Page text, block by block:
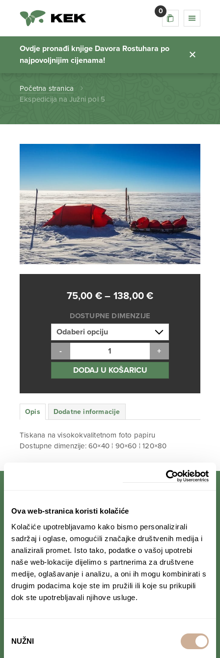
Ova web-stranica koristi kolačiće
Kolačiće upotrebljavamo kako bismo personalizirali
sadržaj i oglase, omogućili značajke društvenih medija i
analizirali promet. Isto tako, podatke o vašoj upotrebi
naše web-lokacije dijelimo s partnerima za društvene
medije, oglašavanje i analizu, a oni ih mogu kombinirati s
drugim podacima koje ste im pružili ili koje su prikupili
dok ste upotrebljavali njihove usluge.
pristanka
NUŽNI
0
Ovdje pronađi knjige Davora Rostuhara po
najpovoljnijim cijenama!
Ekspedicija na Južni
pol 5
Početna stranica
Ekspedicija na Južni pol 5
75,00 € – 138,00€Raspon
od
75,00 €
do
DOSTUPNE DIMENZIJE
DODAJ U KOŠARICU
Opis Dodatne informacije
Tiskana na visokokvalitetnom foto papiru
Dostupne dimenzije: 60×40 ¦ 90×60 ¦ 120×80
Prihvaćam da se moji podaci spremaju u bazu
podataka i koriste u svrhu slanja KEK
newslettera
do Japana, objavljujemo zanimljive tekstove,